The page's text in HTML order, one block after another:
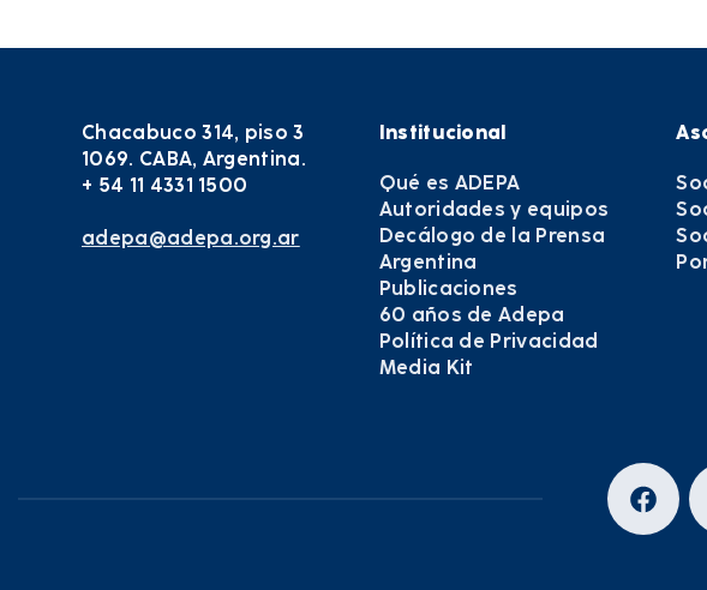
Chacabuco 314, piso 3
1069. CABA, Argentina.
+ 54 11 4331 1500
adepa@adepa.org.ar
Institucional
Qué es ADEPA
Autoridades y equipos
Decálogo de la Prensa
Argentina
Publicaciones
60 años de Adepa
Política de Privacidad
Media Kit